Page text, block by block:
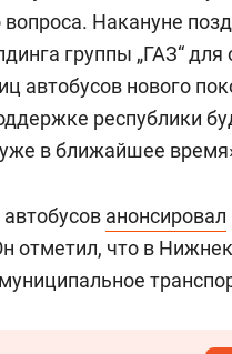
Накануне
группы „ГАЗ“
автобусов нового
республики
в ближайшее
анонсировал
отметил, что в